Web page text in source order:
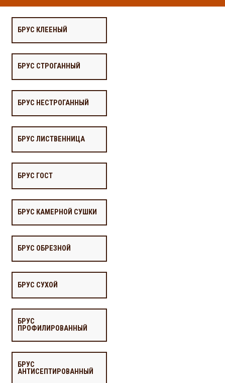
БРУС КЛЕЕНЫЙ
БРУС СТРОГАННЫЙ
БРУС НЕСТРОГАННЫЙ
БРУС ЛИСТВЕННИЦА
БРУС ГОСТ
БРУС КАМЕРНОЙ СУШКИ
БРУС ОБРЕЗНОЙ
БРУС СУХОЙ
БРУС
ПРОФИЛИРОВАННЫЙ
БРУС
АНТИСЕПТИРОВАННЫЙ